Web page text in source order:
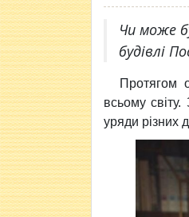
Чи може
будівлі
Протягом
всьому
уряди різних